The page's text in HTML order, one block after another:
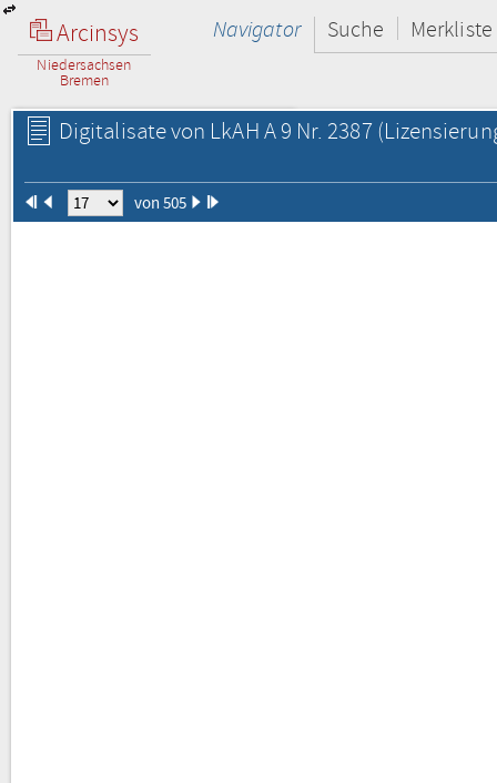
Arcinsys
Niedersachsen
Bremen
Navigator Suche Merkliste
Digitalisate von LkAH A 9 Nr. 2387
von 505